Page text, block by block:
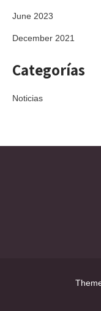
June 2023
December 2021
Categorías
Noticias